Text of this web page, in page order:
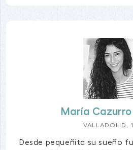
María Cazurro
VALLADOLID,
Desde pequeñita su sueño